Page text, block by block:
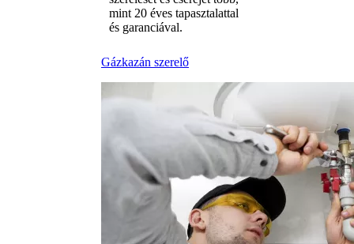
mint 20 éves tapasztalattal
és garanciával.
Gázkazán szerelő